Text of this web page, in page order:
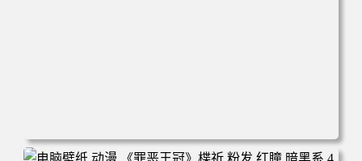
电脑壁纸 动漫 小白 日落 木栈道 田野 蜡笔小新 遛小白 麦田